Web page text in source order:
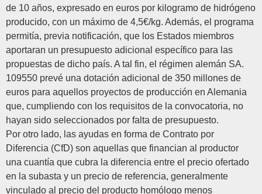
de 10 años, expresado en euros por kilogramo de hidrógeno
producido, con un máximo de 4,5€/kg. Además, el programa
permitía, previa notificación, que los Estados miembros
aportaran un presupuesto adicional específico para las
propuestas de dicho país. A tal fin, el régimen alemán SA.
109550 prevé una dotación adicional de 350 millones de
euros para aquellos proyectos de producción en Alemania
que, cumpliendo con los requisitos de la convocatoria, no
hayan sido seleccionados por falta de presupuesto.
Por otro lado, las ayudas en forma de Contrato por
Diferencia (CfD) son aquellas que financian al productor
una cuantía que cubra la diferencia entre el precio ofertado
en la subasta y un precio de referencia, generalmente
vinculado al precio del producto homólogo menos